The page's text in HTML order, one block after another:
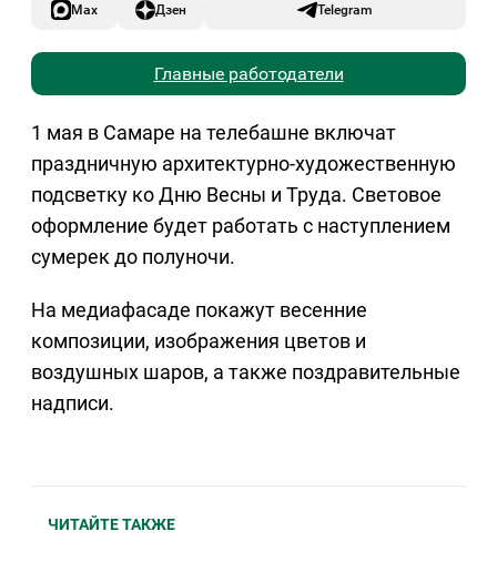
Max Дзен Telegram
Главные работодатели
1 мая в Самаре на телебашне включат
праздничную архитектурно-художественную
подсветку ко Дню Весны и Труда. Световое
оформление будет работать с наступлением
сумерек до полуночи.
На медиафасаде покажут весенние
композиции, изображения цветов и
воздушных шаров, а также поздравительные
надписи.
ЧИТАЙТЕ ТАКЖЕ